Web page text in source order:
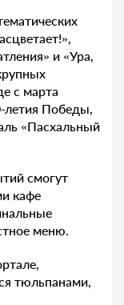
и «Ура,
с марта
летия Победы,
«Пасхальный
смогут
кафе
меню.
тюльпанами,